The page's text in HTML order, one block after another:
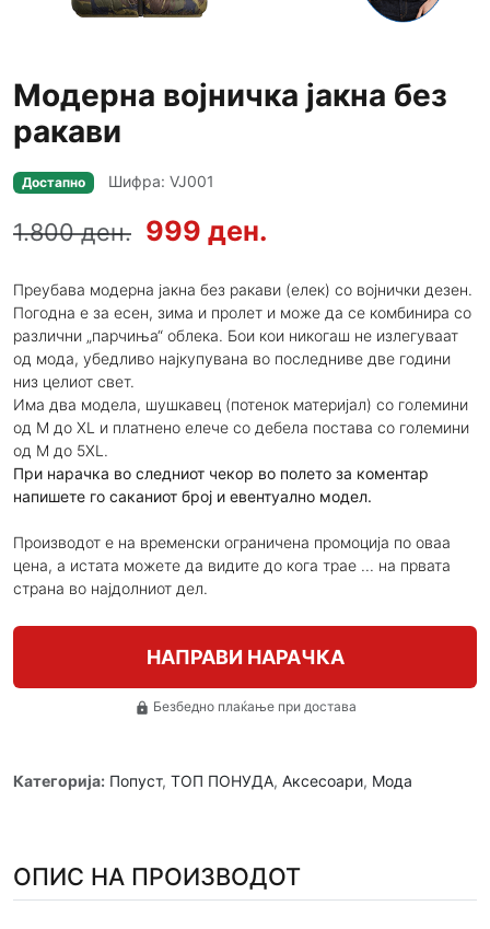
Модерна војничка јакна без
ракави
Достапно Шифра: VJ001
1.800 ден. 999 ден.
Преубава модерна јакна без ракави (елек) со војнички дезен.
Погодна е за есен, зима и пролет и може да се комбинира со
различни „парчиња“ облека. Бои кои никогаш не излегуваат
од мода, убедливо најкупувана во последниве две години
низ целиот свет.
Има два модела, шушкавец (потенок материјал) со големини
од М до XL и платнено елече со дебела постава со големини
од М до 5XL.
При нарачка во следниот чекор во полето за коментар
напишете го саканиот број и евентуално модел.
Производот е на временски ограничена промоција по оваа
цена, а истата можете да видите до кога трае ... на првата
страна во најдолниот дел.
НАПРАВИ НАРАЧКА
lock Безбедно плаќање при достава
Категорија: Попуст, ТОП ПОНУДА, Аксесоари, Мода
ОПИС НА ПРОИЗВОДОТ